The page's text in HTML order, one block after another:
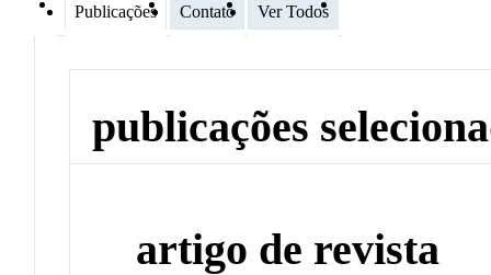
Publicações Contato Ver Todos
publicações
artigo de revista